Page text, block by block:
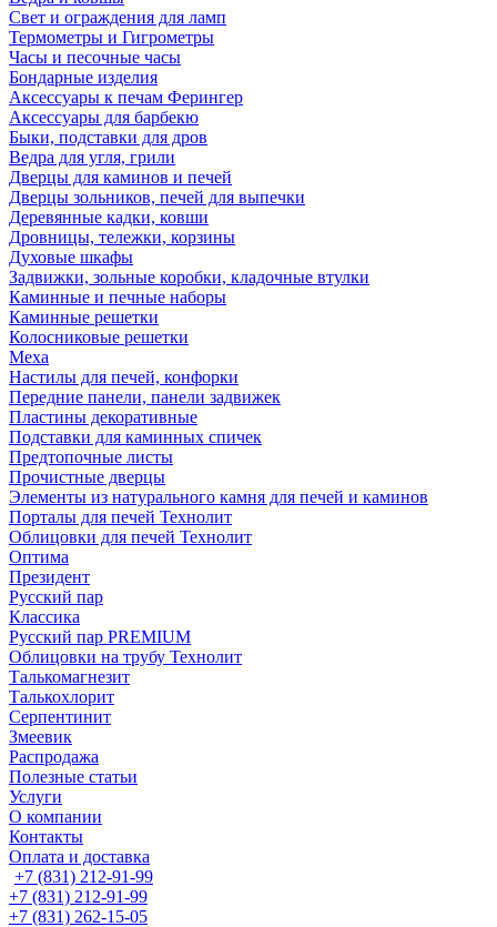
Свет и ограждения для ламп
Термометры и Гигрометры
Часы и песочные часы
Бондарные изделия
Аксессуары к печам Ферингер
Аксессуары для барбекю
Быки, подставки для дров
Ведра для угля, грили
Дверцы для каминов и печей
Дверцы зольников, печей для выпечки
Деревянные кадки, ковши
Дровницы, тележки, корзины
Духовые шкафы
Задвижки, зольные коробки, кладочные втулки
Каминные и печные наборы
Каминные решетки
Колосниковые решетки
Меха
Настилы для печей, конфорки
Передние панели, панели задвижек
Пластины декоративные
Подставки для каминных спичек
Предтопочные листы
Прочистные дверцы
Элементы из натурального камня для печей и каминов
Порталы для печей Технолит
Облицовки для печей Технолит
Оптима
Президент
Русский пар
Классика
Русский пар PREMIUM
Облицовки на трубу Технолит
Талькомагнезит
Талькохлорит
Серпентинит
Змеевик
Распродажа
Полезные статьи
Услуги
О компании
Контакты
Оплата и доставка
+7 (831) 212-91-99
+7 (831) 212-91-99
+7 (831) 262-15-05